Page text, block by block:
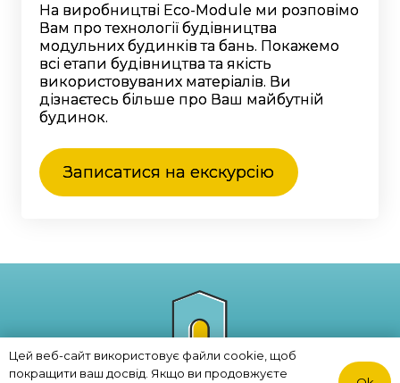
На виробництві Eco-Module ми розповімо
Вам про технології будівництва
модульних будинків та бань. Покажемо
всі етапи будівництва та якість
використовуваних матеріалів. Ви
дізнаєтесь більше про Ваш майбутній
будинок.
Записатися на екскурсію
Цей веб-сайт використовує файли cookie, щоб
покращити ваш досвід. Якщо ви продовжуєте